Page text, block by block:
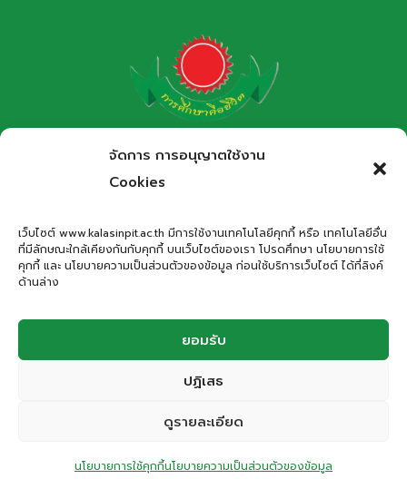
จัดการ การอนุญาตใช้งาน
Cookies
เว็บไซต์ www.kalasinpit.ac.th มีการใช้งานเทคโนโลยีคุกกี้ หรือ เทคโนโลยีอื่น
ที่มีลักษณะใกล้เคียงกันกับคุกกี้ บนเว็บไซต์ของเรา โปรดศึกษา นโยบายการใช้
คุกกี้ และ นโยบายความเป็นส่วนตัวของข้อมูล ก่อนใช้บริการเว็บไซต์ ได้ที่ลิงค์
ด้านล่าง
ยอมรับ
ปฏิเสธ
ดูรายละเอียด
นโยบายการใช้คุกกี้นโยบายความเป็นส่วนตัวของข้อมูล
กิจกรรม
การ
ประกวด
ร่วม
รอบ
ชิง
ใน
งาน“มหกรรม
ปาร์ค
โรงเรียนกาฬสินธุ์พิทยาสรรพ์
สำนักงานเขตพื้นที่การศึกษามัธยมศึกษากาฬสินธุ์
ที่อยู่: เลขที่ 66 ถนนอรรถเปศล ตำบลกาฬสินธุ์ อำเภอเมือง
กาฬสินธุ์ จังหวัดกาฬสินธุ์ 46000
office.kps@kalasinpit.ac.th
Accessibility